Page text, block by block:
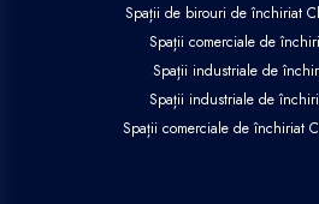
Spații de birouri de închiriat
Spații comerciale de
Spații industriale de
Spații industriale de
Spații comerciale de închiriat